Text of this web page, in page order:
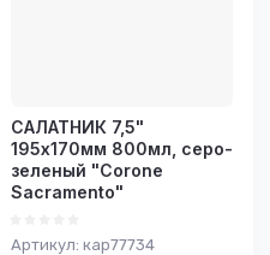
САЛАТНИК 7,5"
195х170мм 800мл, серо-
зеленый "Corone
Sacramento"
Артикул: кар77734